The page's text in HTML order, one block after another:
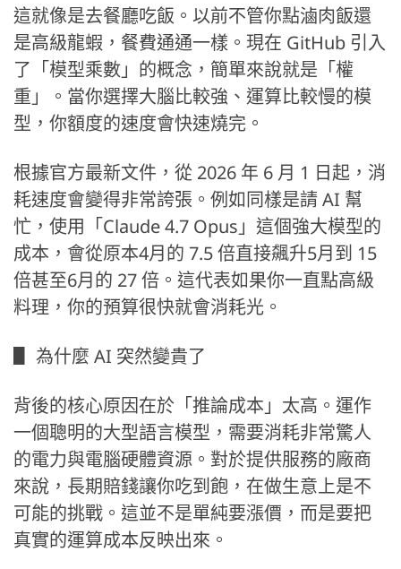
這就像是去餐廳吃飯。以前不管你點滷肉飯還
是高級龍蝦，餐費通通一樣。現在 GitHub 引入
了「模型乘數」的概念，簡單來說就是「權
重」。當你選擇大腦比較強、運算比較慢的模
型，你額度的速度會快速燒完。
根據官方最新文件，從 2026 年 6 月 1 日起，消
耗速度會變得非常誇張。例如同樣是請 AI 幫
忙，使用「Claude 4.7 Opus」這個強大模型的
成本，會從原本4月的 7.5 倍直接飆升5月到 15
倍甚至6月的 27 倍。這代表如果你一直點高級
料理，你的預算很快就會消耗光。
▋ 為什麼 AI 突然變貴了
背後的核心原因在於「推論成本」太高。運作
一個聰明的大型語言模型，需要消耗非常驚人
的電力與電腦硬體資源。對於提供服務的廠商
來說，長期賠錢讓你吃到飽，在做生意上是不
可能的挑戰。這並不是單純要漲價，而是要把
真實的運算成本反映出來。